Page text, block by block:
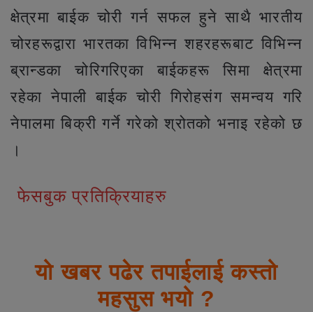
क्षेत्रमा बाईक चोरी गर्न सफल हुने साथै भारतीय
चोरहरूद्वारा भारतका विभिन्न शहरहरूबाट विभिन्न
ब्रान्डका चोरिगरिएका बाईकहरू सिमा क्षेत्रमा
रहेका नेपाली बाईक चोरी गिरोहसंग समन्वय गरि
नेपालमा बिक्री गर्ने गरेको श्रोतको भनाइ रहेको छ
।
फेसबुक प्रतिक्रियाहरु
यो खबर पढेर तपाईलाई कस्तो
महसुस भयो ?